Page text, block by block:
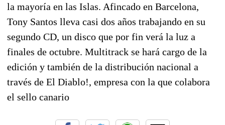
la mayoría en las Islas. Afincado en Barcelona,
Tony Santos lleva casi dos años trabajando en su
segundo CD, un disco que por fin verá la luz a
finales de octubre. Multitrack se hará cargo de la
edición y también de la distribución nacional a
través de El Diablo!, empresa con la que colabora
el sello canario